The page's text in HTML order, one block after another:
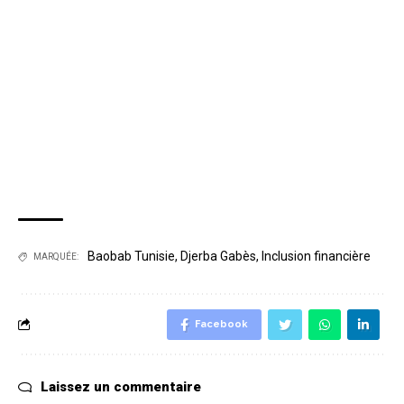
MARQUÉE: Baobab Tunisie, Djerba Gabès, Inclusion financière
Facebook
Laissez un commentaire